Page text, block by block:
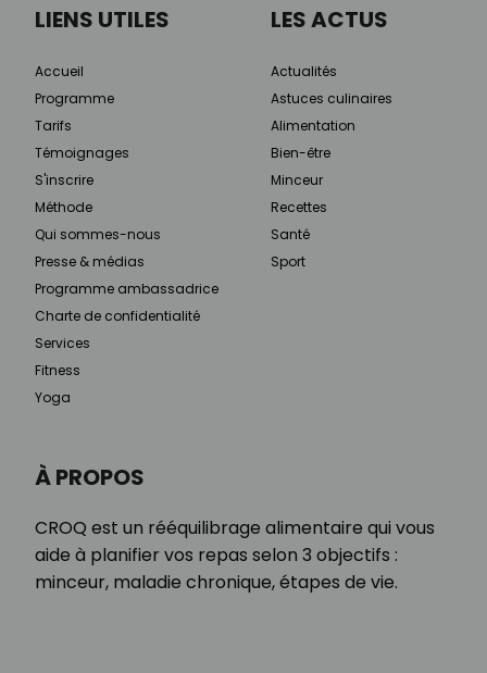
À PROPOS
CROQ est un rééquilibrage alimentaire qui vous
aide à planifier vos repas selon 3 objectifs :
minceur, maladie chronique, étapes de vie.
LIENS UTILES
Accueil
Programme
Tarifs
Témoignages
S'inscrire
Méthode
Qui sommes-nous
Presse & médias
Programme ambassadrice
Charte de confidentialité
Services
Fitness
Yoga
LES ACTUS
Actualités
Astuces culinaires
Alimentation
Bien-être
Minceur
Recettes
Santé
Sport